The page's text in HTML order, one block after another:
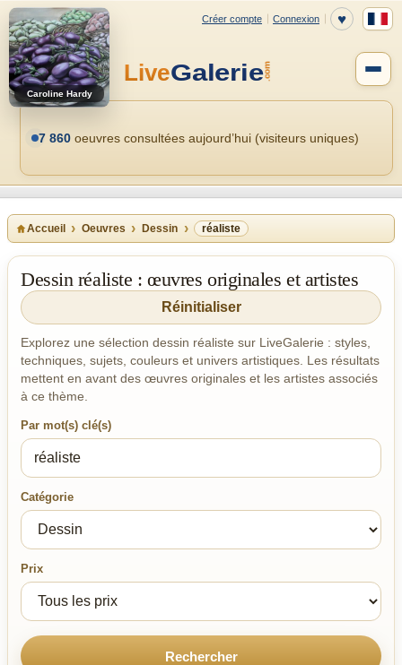
Caroline Hardy
7 860 oeuvres consultées aujourd’hui (visiteurs uniques)
Accueil Oeuvres Dessin réaliste
Dessin réaliste : œuvres originales et artistes
Réinitialiser
Explorez une sélection dessin réaliste sur LiveGalerie : styles,
techniques, sujets, couleurs et univers artistiques. Les résultats
mettent en avant des œuvres originales et les artistes associés
à ce thème.
Par mot(s) clé(s)
Catégorie
Prix
Rechercher